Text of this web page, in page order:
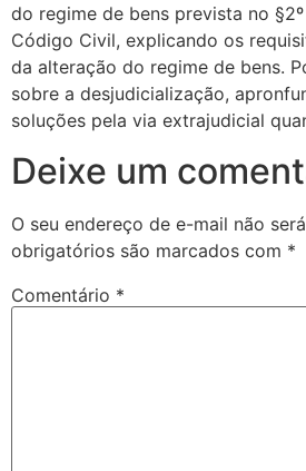
do regime de bens prevista no
Código Civil, explicando os
da alteração do regime de bens.
sobre a desjudicialização,
soluções pela via extrajudicial
Deixe um
O seu endereço de e-mail não
obrigatórios são marcados com *
Comentário *